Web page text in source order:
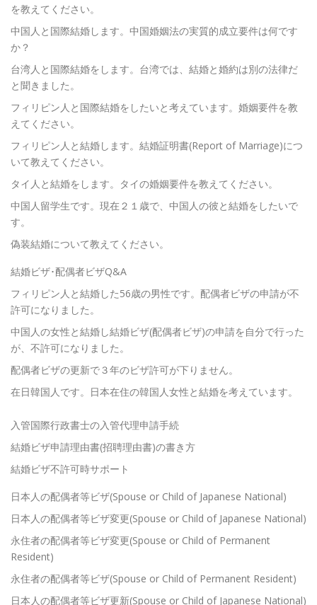
を教えてください。
中国人と国際結婚します。中国婚姻法の実質的成立要件は何です
か？
台湾人と国際結婚をします。台湾では、結婚と婚約は別の法律だ
と聞きました。
フィリピン人と国際結婚をしたいと考えています。婚姻要件を教
えてください。
フィリピン人と結婚します。結婚証明書(Report of Marriage)につ
いて教えてください。
タイ人と結婚をします。タイの婚姻要件を教えてください。
中国人留学生です。現在２１歳で、中国人の彼と結婚をしたいで
す。
偽装結婚について教えてください。
結婚ビザ･配偶者ビザQ&A
フィリピン人と結婚した56歳の男性です。配偶者ビザの申請が不
許可になりました。
中国人の女性と結婚し結婚ビザ(配偶者ビザ)の申請を自分で行った
が、不許可になりました。
配偶者ビザの更新で３年のビザ許可が下りません。
在日韓国人です。日本在住の韓国人女性と結婚を考えています。
入管国際行政書士の入管代理申請手続
結婚ビザ申請理由書(招聘理由書)の書き方
結婚ビザ不許可時サポート
日本人の配偶者等ビザ(Spouse or Child of Japanese National)
日本人の配偶者等ビザ変更(Spouse or Child of Japanese National)
永住者の配偶者等ビザ変更(Spouse or Child of Permanent
Resident)
永住者の配偶者等ビザ(Spouse or Child of Permanent Resident)
日本人の配偶者等ビザ更新(Spouse or Child of Japanese National)